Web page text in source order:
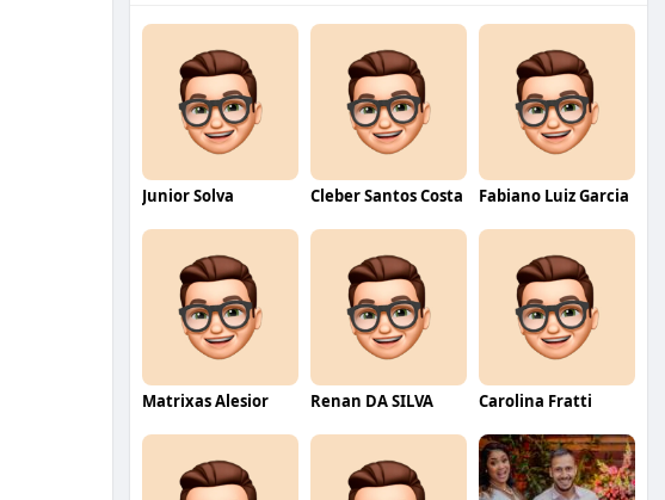
Junior Solva Cleber Santos Costa Fabiano Luiz Garcia
Matrixas Alesior Renan DA SILVA Carolina Fratti